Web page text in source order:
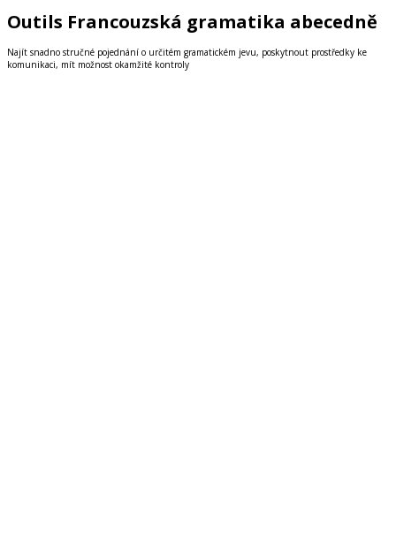
Outils Francouzská gramatika abecedně
Najít snadno stručné pojednání o určitém gramatickém jevu, poskytnout prostředky ke
komunikaci, mít možnost okamžité kontroly